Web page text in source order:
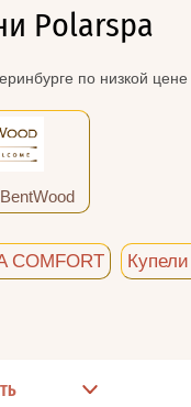
Polarspa
по низкой
COMFORT